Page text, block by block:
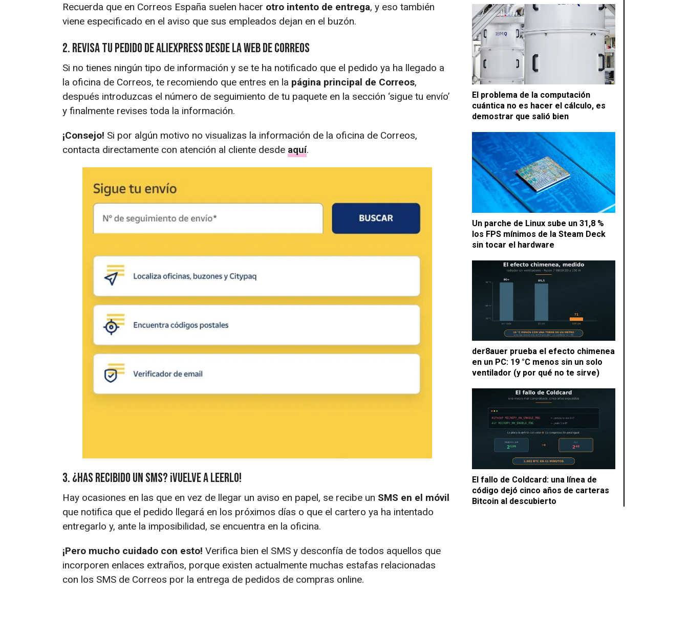
El problema de la computación
cuántica no es hacer el cálculo, es
demostrar que salió bien
Un parche de Linux sube un 31,8 %
los FPS mínimos de la Steam Deck
sin tocar el hardware
der8auer prueba el efecto chimenea
en un PC: 19 °C menos sin un solo
ventilador (y por qué no te sirve)
El fallo de Coldcard: una línea de
código dejó cinco años de carteras
Bitcoin al descubierto
Recuerda que en Correos España suelen hacer otro intento de entrega, y eso también
viene especificado en el aviso que sus empleados dejan en el buzón.
2. Revisa tu pedido de AliExpress desde la web de Correos
Si no tienes ningún tipo de información y se te ha notificado que el pedido ya ha llegado a
la oficina de Correos, te recomiendo que entres en la página principal de Correos,
después introduzcas el número de seguimiento de tu paquete en la sección ‘sigue tu envío’
y finalmente revises toda la información.
¡Consejo! Si por algún motivo no visualizas la información de la oficina de Correos,
contacta directamente con atención al cliente desde aquí.
3. ¿Has recibido un SMS? ¡Vuelve a leerlo!
Hay ocasiones en las que en vez de llegar un aviso en papel, se recibe un SMS en el móvil
que notifica que el pedido llegará en los próximos días o que el cartero ya ha intentado
entregarlo y, ante la imposibilidad, se encuentra en la oficina.
¡Pero mucho cuidado con esto! Verifica bien el SMS y desconfía de todos aquellos que
incorporen enlaces extraños, porque existen actualmente muchas estafas relacionadas
con los SMS de Correos por la entrega de pedidos de compras online.